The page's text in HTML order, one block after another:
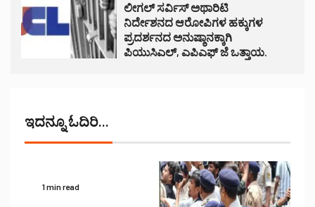
ಲೀಗಲ್ ಸರ್ವಿಸ್ ಅಥಾರಿಟಿ
ನಿರ್ದೇಶನದ ಆರೋಪಿಗಳ ಹಕ್ಕುಗಳ
ಪ್ರದರ್ಶನದ ಅನುಷ್ಠಾನಕ್ಕಾಗಿ
ಪಿಯುಸಿಎಲ್, ಎಪಿಎಫ್ ಜೆ ಒತ್ತಾಯ.
ಇದನ್ನೂ ಓದಿರಿ...
1 min read